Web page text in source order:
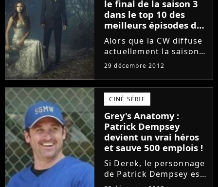
les associations...
le final de la saison 3
dans le top 10 des
meilleurs épisodes de
séries de 2012
Alors que la CW diffuse
actuellement la saison 4
de The Vampire Diaries,
l'honneur de voir l'un
de ses épisodes classés
parmi les meilleurs de
cette année 2012....
29 décembre 2012
CINÉ SÉRIE
Grey's Anatomy :
Patrick Dempsey
devient un vrai héros
et sauve 500 emplois !
Si Derek, le personnage
de Patrick Dempsey est
un médecin héroïque